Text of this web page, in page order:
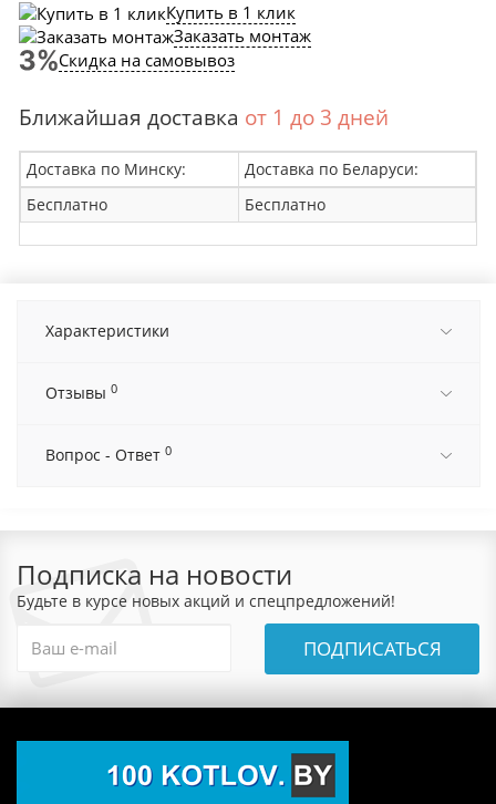
Купить в 1 клик
Заказать монтаж
Скидка на самовывоз
Ближайшая доставка от 1 до 3 дней
Доставка по Минску:
Доставка по Беларуси:
Бесплатно
Бесплатно
Характеристики
Отзывы 0
Вопрос - Ответ 0
Подписка на новости
Будьте в курсе новых акций и спецпредложений!
ПОДПИСАТЬСЯ